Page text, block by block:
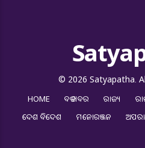
© 2026 Satyapatha.
HOME ବଡ ଖବର ରାଜ୍ୟ
ଦେଶ ବିଦେଶ
ମନୋରଞ୍ଜନ